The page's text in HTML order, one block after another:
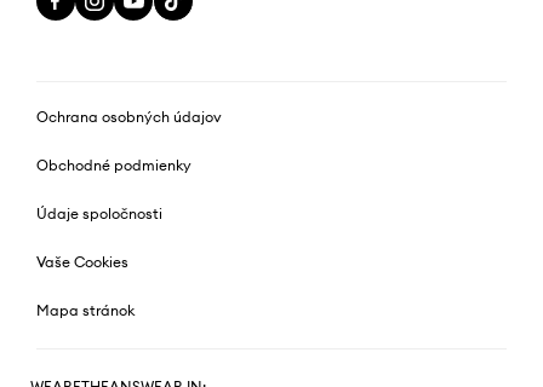
Ochrana osobných údajov
Obchodné podmienky
Údaje spoločnosti
Vaše Cookies
Mapa stránok